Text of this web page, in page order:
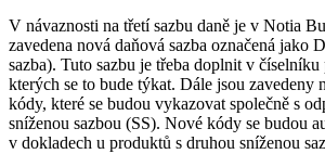
V návaznosti na třetí sazbu daně je v Notia
zavedena nová daňová sazba označená jako
sazba). Tuto sazbu je třeba doplnit v
kterých se to bude týkat. Dále jsou zavedeny
kódy, které se budou vykazovat společně s
sníženou sazbou (SS). Nové kódy se budou
v dokladech u produktů s druhou sníženou